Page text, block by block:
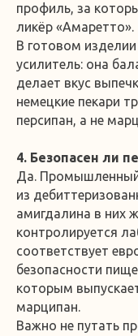
профиль, за
ликёр «Амаретто».
В готовом изделии
усилитель: она
делает вкус
немецкие пекари
персипан, а не
4. Безопасен ли
Да. Промышленный
из
амигдалина в них
контролируется
соответствует
безопасности
которым
марципан.
Важно не путать